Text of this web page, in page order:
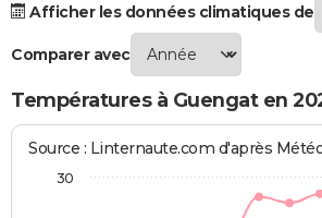
FORUM
Bricolage
Lifestyle
Culture
Sport
Auto
Television
Voyage
Cinema
Afficher les données climatiques de
Comparer avec
Températures à Guengat en
Source : Linternaute.com d'après
30